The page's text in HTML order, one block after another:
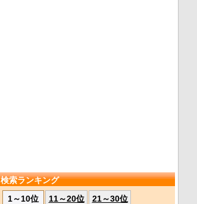
検索ランキング
1～10位
11～20位 21～30位